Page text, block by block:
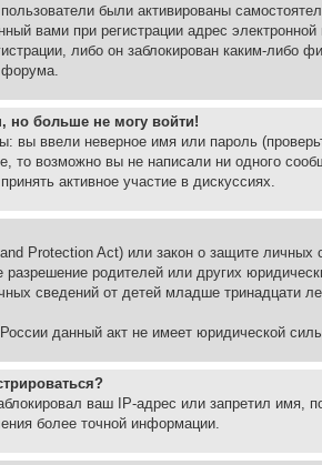
были активированы
вами при регистрации адрес
либо он заблокирован каким-либо
форума.
но больше не могу войти!
вы ввели неверное имя или пароль
то возможно вы не написали ни одного
активное участие в дискуссиях.
Protection Act) или закон о защите
родителей или других
сведений от детей младше тринадцати
данный акт не имеет юридической
ваш IP-адрес или запретил имя,
более точной информации.